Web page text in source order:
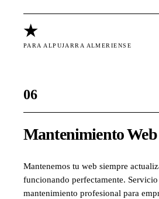
★
PARA ALPUJARRA ALMERIENSE
06
Mantenimiento Web
Mantenemos tu web siempre
funcionando perfectamente. Servicio
mantenimiento profesional para